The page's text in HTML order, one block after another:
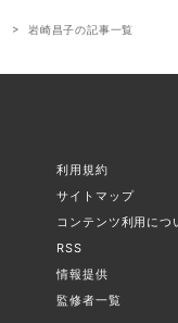
岩崎昌子の記事一覧
利用規約
サイトマップ
コンテンツ利用につ
RSS
情報提供
監修者一覧